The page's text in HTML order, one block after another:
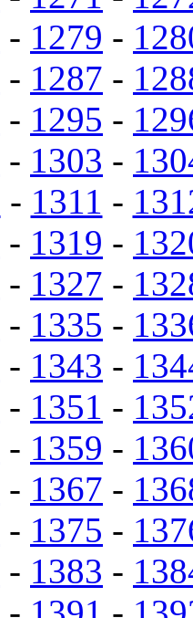
- 1279 -
- 1287 -
- 1295 -
- 1303 -
- 1311 -
- 1319 -
- 1327 -
- 1335 -
- 1343 -
- 1351 -
- 1359 -
- 1367 -
- 1375 -
- 1383 -